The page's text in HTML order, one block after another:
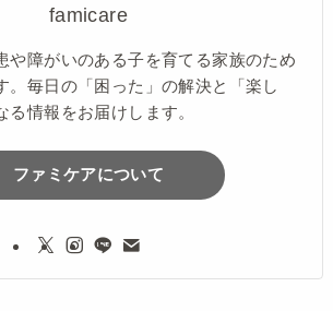
famicare
や障がいのある子を育てる家族のため
。毎日の「困った」の解決と「楽し
る情報をお届けします。
ファミケアについて